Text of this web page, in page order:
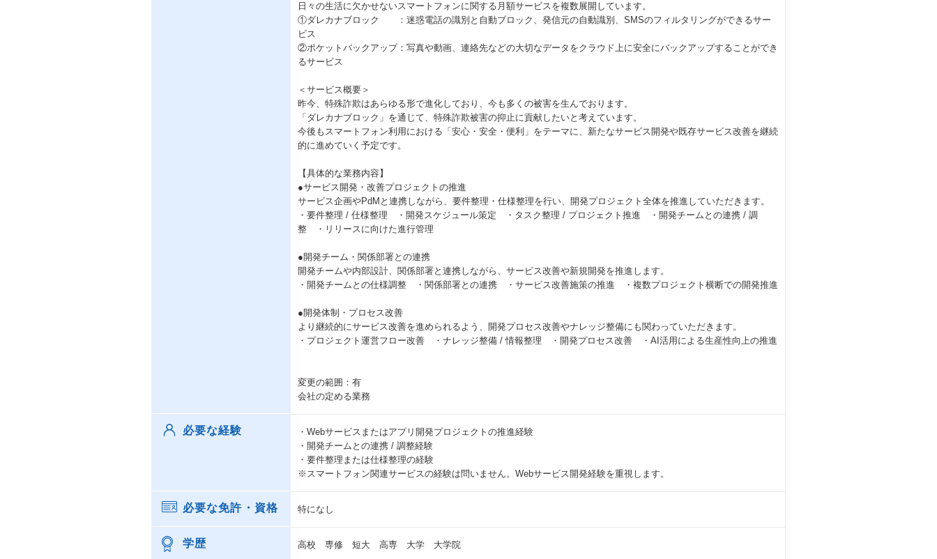
日々の生活に欠かせないスマートフォンに関する月額サービスを複数展開しています。
①ダレカナブロック ：迷惑電話の識別と自動ブロック、発信元の自動識別、SMSのフィルタリングができるサー
ビス
②ポケットバックアップ：写真や動画、連絡先などの大切なデータをクラウド上に安全にバックアップすることができ
るサービス
＜サービス概要＞
昨今、特殊詐欺はあらゆる形で進化しており、今も多くの被害を生んでおります。
「ダレカナブロック」を通じて、特殊詐欺被害の抑止に貢献したいと考えています。
今後もスマートフォン利用における「安心・安全・便利」をテーマに、新たなサービス開発や既存サービス改善を継続
的に進めていく予定です。
【具体的な業務内容】
●サービス開発・改善プロジェクトの推進
サービス企画やPdMと連携しながら、要件整理・仕様整理を行い、開発プロジェクト全体を推進していただきます。
・要件整理 / 仕様整理 ・開発スケジュール策定 ・タスク整理 / プロジェクト推進 ・開発チームとの連携 / 調
整 ・リリースに向けた進行管理
●開発チーム・関係部署との連携
開発チームや内部設計、関係部署と連携しながら、サービス改善や新規開発を推進します。
・開発チームとの仕様調整 ・関係部署との連携 ・サービス改善施策の推進 ・複数プロジェクト横断での開発推進
●開発体制・プロセス改善
より継続的にサービス改善を進められるよう、開発プロセス改善やナレッジ整備にも関わっていただきます。
・プロジェクト運営フロー改善 ・ナレッジ整備 / 情報整理 ・開発プロセス改善 ・AI活用による生産性向上の推進
変更の範囲：有
会社の定める業務
必要な経験
・Webサービスまたはアプリ開発プロジェクトの推進経験
・開発チームとの連携 / 調整経験
・要件整理または仕様整理の経験
※スマートフォン関連サービスの経験は問いません。Webサービス開発経験を重視します。
必要な免許・資格 特になし
学歴 高校 専修 短大 高専 大学 大学院